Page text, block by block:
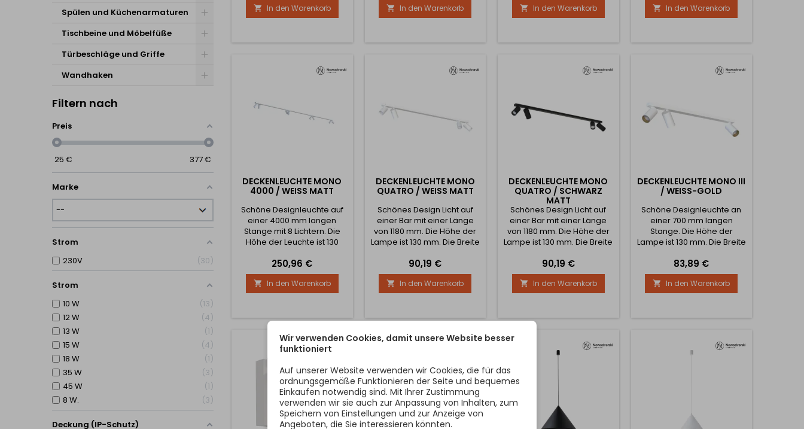
Spülen und Küchenarmaturen
Tischbeine und Möbelfüße
Türbeschläge und Griffe
Wandhaken
Filtern nach
Preis
25 € 377€
Marke
Strom
230V
30
Strom
10 W
13
12 W
4
13 W
1
15 W
4
18 W
1
35 W
3
45 W
1
8 W.
3
Deckung (IP-Schutz)
 In den Warenkorb  In den Warenkorb
120°.
 In den Warenkorb  In den Warenkorb
DECKENLEUCHTE MONO
4000 / WEISS MATT
Schöne Designleuchte auf
einer 4000 mm langen
Stange mit 8 Lichtern. Die
Höhe der Leuchte ist 130
ist 55 mm. Die Lichtleistung
beträgt 10W.
Preis
250,96 €
 In den Warenkorb
DECKENLEUCHTE MONO
QUATRO / WEISS MATT
Schönes Design Licht auf
einer Bar mit einer Länge
von 1180 mm. Die Höhe der
Lampe ist 130 mm. Die Breite
Leistung der Lampe ist 10W .
Preis
90,19 €
 In den Warenkorb
DECKENLEUCHTE MONO
QUATRO / SCHWARZ
MATT
Schönes Design Licht auf
einer Bar mit einer Länge
von 1180 mm. Die Höhe der
Lampe ist 130 mm. Die Breite
Leistung der Lampe ist 10W .
Preis
90,19 €
 In den Warenkorb
DECKENLEUCHTE MONO III
/ WEISS-GOLD
Schöne Designleuchte an
einer 700 mm langen
Stange. Die Höhe der
Lampe ist 130 mm. Die Breite
Leistung der Lampe ist 10W .
Preis
83,89 €
 In den Warenkorb
Wir verwenden Cookies, damit unsere Website besser
funktioniert
Auf unserer Website verwenden wir Cookies, die für das
ordnungsgemäße Funktionieren der Seite und bequemes
Einkaufen notwendig sind. Mit Ihrer Zustimmung
verwenden wir sie auch zur Anpassung von Inhalten, zum
Speichern von Einstellungen und zur Anzeige von
Angeboten, die Sie interessieren könnten.